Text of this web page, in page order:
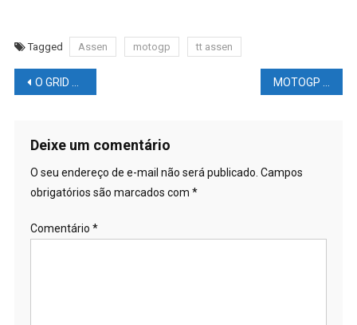
Tagged Assen motogp tt assen
Navegação
Post
O GRID de LARGADA da MOTOGP vai MUDAR
Deixe um comentário
O seu endereço de e-mail não será publicado. Campos
obrigatórios são marcados com *
Comentário *